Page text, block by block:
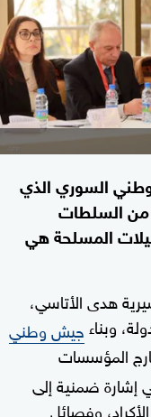
السوري الذي
من السلطات
المسلحة هي
هدى الأتاسي،
وبناء جيش وطني
المؤسسات
إشارة ضمنية إلى
وفصائل